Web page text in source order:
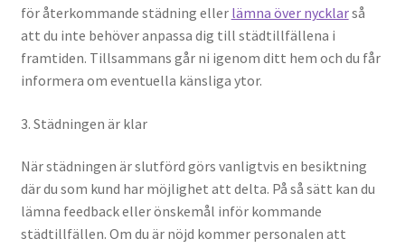
för återkommande städning eller lämna över nycklarså
att du inte behöver anpassa dig till städtillfällena i
framtiden. Tillsammans går ni igenom ditt hem och du får
informera om eventuella känsliga ytor.
3. Städningen är klar
När städningen är slutförd görs vanligtvis en besiktning
där du som kund har möjlighet att delta. På så sätt kan du
lämna feedback eller önskemål inför kommande
städtillfällen. Om du är nöjd kommer personalen att